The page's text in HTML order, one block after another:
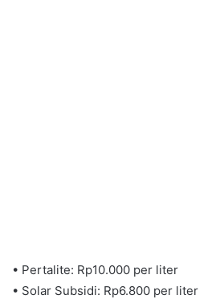
• Pertalite: Rp10.000 per liter
• Solar Subsidi: Rp6.800 per liter